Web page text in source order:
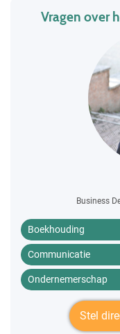
Vragen over
Business
Boekhouding
Communicatie
Ondernemerschap
Stel